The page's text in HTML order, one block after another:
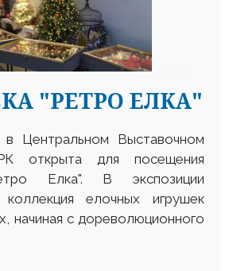
"РЕТРО ЕЛКА"
в Центральном Выставочном
открыта для посещения
Елка". В экспозиции
коллекция елочных игрушек
начиная с дореволюционного